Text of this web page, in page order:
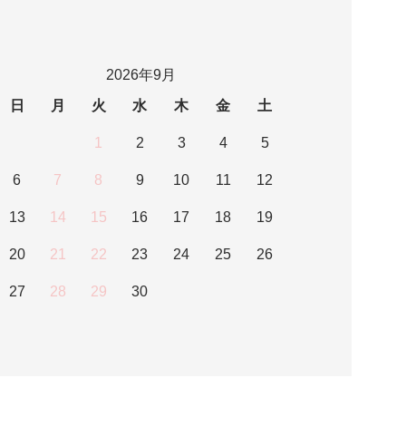
2026年9月
日
月 火 水 木 金 土
1 2 3 4 5
6 7 8 9 10 11 12
13 14 15 16 17 18 19
20 21 22 23 24 25 26
27 28 29 30